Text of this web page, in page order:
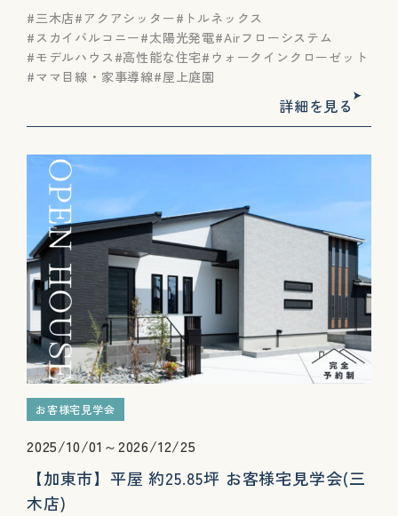
三木店 アクアシッター
トルネックス
スカイバルコニー
太陽光発電 Airフローシステム
モデルハウス
高性能な住宅
ウォークインクローゼット
ママ目線・家事導線 屋上庭園
詳細を見る
お客様宅見学会
2025/10/01～2026/12/25
【加東市】平屋 約25.85坪 お客様宅見学会(三
木店)